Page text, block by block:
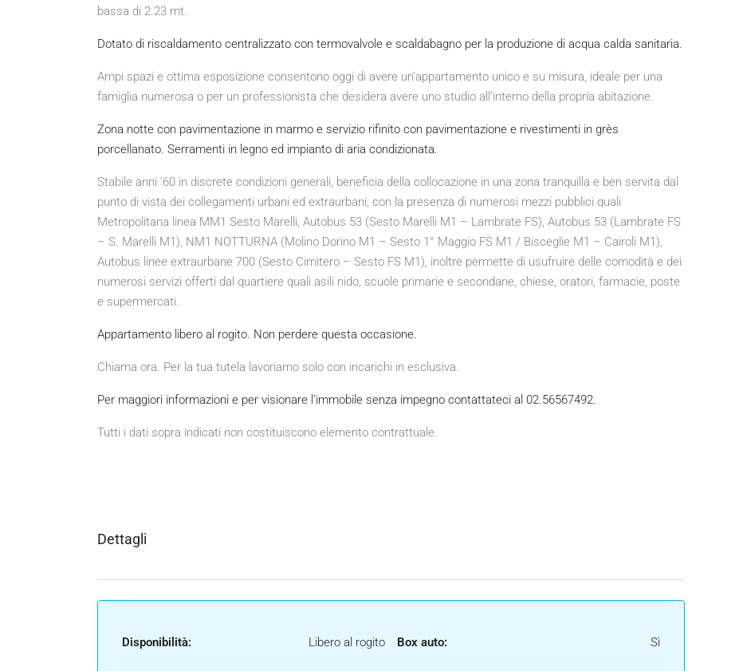
bassa di 2.23 mt.
Dotato di riscaldamento centralizzato con termovalvole e scaldabagno per la produzione di acqua calda sanitaria.
Ampi spazi e ottima esposizione consentono oggi di avere un’appartamento unico e su misura, ideale per una
famiglia numerosa o per un professionista che desidera avere uno studio all’interno della propria abitazione.
Zona notte con pavimentazione in marmo e servizio rifinito con pavimentazione e rivestimenti in grès
porcellanato. Serramenti in legno ed impianto di aria condizionata.
Stabile anni ’60 in discrete condizioni generali, beneficia della collocazione in una zona tranquilla e ben servita dal
punto di vista dei collegamenti urbani ed extraurbani, con la presenza di numerosi mezzi pubblici quali
Metropolitana linea MM1 Sesto Marelli, Autobus 53 (Sesto Marelli M1 – Lambrate FS), Autobus 53 (Lambrate FS
– S. Marelli M1), NM1 NOTTURNA (Molino Dorino M1 – Sesto 1° Maggio FS M1 / Bisceglie M1 – Cairoli M1),
Autobus linee extraurbane 700 (Sesto Cimitero – Sesto FS M1), inoltre permette di usufruire delle comodità e dei
numerosi servizi offerti dal quartiere quali asili nido, scuole primarie e secondarie, chiese, oratori, farmacie, poste
e supermercati.
Appartamento libero al rogito. Non perdere questa occasione.
Chiama ora. Per la tua tutela lavoriamo solo con incarichi in esclusiva.
Per maggiori informazioni e per visionare l’immobile senza impegno contattateci al 02.56567492.
Tutti i dati sopra indicati non costituiscono elemento contrattuale.
Dettagli
Disponibilità: Libero al rogito Box auto: Sì